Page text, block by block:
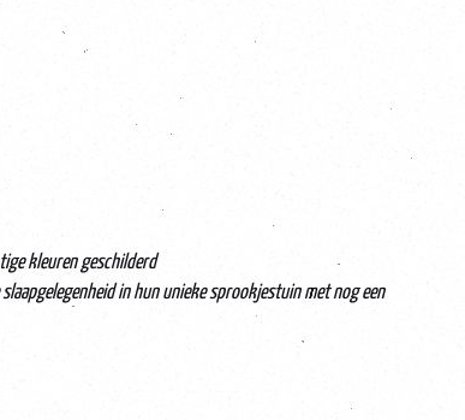
kleuren geschilderd
in hun unieke sprookjestuin met nog een